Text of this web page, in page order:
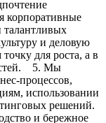
корпоративные
и деловую
для роста, а в
5. Мы
процессов,
использовании
решений.
и бережное